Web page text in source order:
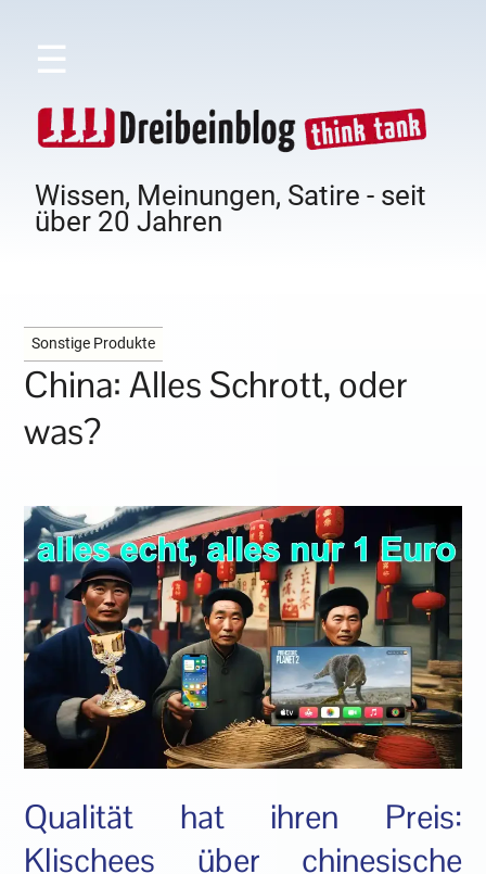
☰
Wissen, Meinungen, Satire - seit
über 20 Jahren
Sonstige Produkte
China: Alles Schrott, oder
was?
Qualität hat ihren Preis:
Klischees über chinesische